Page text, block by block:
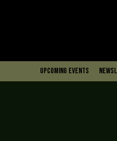
upcoming events